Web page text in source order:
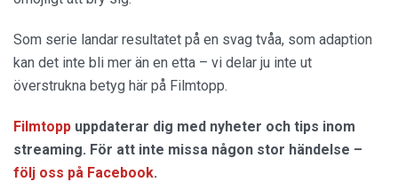
Som serie landar resultatet på en svag tvåa, som adaption
kan det inte bli mer än en etta – vi delar ju inte ut
överstrukna betyg här på Filmtopp.
Filmtopp uppdaterar dig med nyheter och tips inom
streaming. För att inte missa någon stor händelse –
följ oss på Facebook.